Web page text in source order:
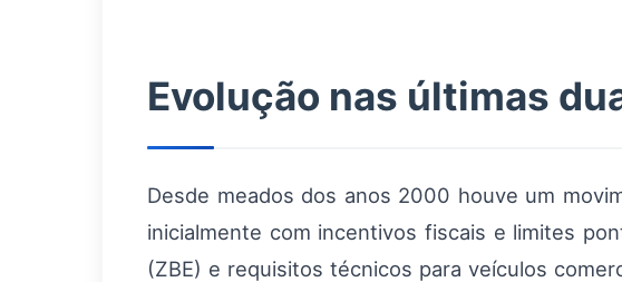
Evolução nas últimas
Desde meados dos anos 2000 houve um
inicialmente com incentivos fiscais e limites
(ZBE) e requisitos técnicos para veículos